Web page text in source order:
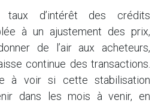
d’intérêt des crédits
à un ajustement des prix,
de l’air aux acheteurs,
continue des transactions.
à voir si cette stabilisation
dans les mois à venir, en